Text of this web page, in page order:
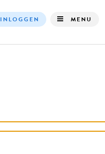
INLOGGEN MENU